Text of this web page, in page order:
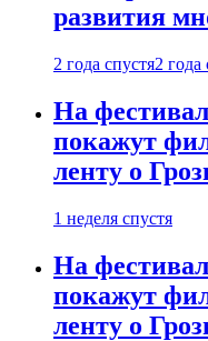
развития
2 года спустя2 года
На
покажут
ленту о
1 неделя спустя
На
покажут
ленту о